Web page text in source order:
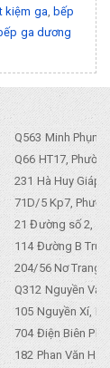
kiệm ga ,bếp
ga dương
Q563 Minh
Q66 HT17,
231 Hà Huy Giáp,
71D/5 Kp7,
21 Đường số 2,
114 Đường B
204/56 Nơ Trang
Q312 Nguyền
105 Nguyền Xí,
704 Điện Biên
182 Phan Văn